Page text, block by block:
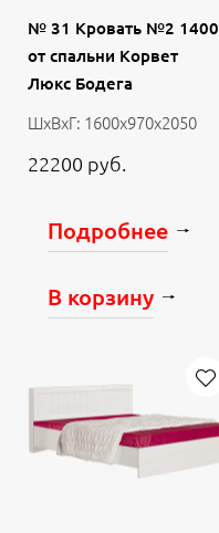
№ 31 Кровать №2 1400
от спальни Корвет
Люкс Бодега
ШхВхГ: 1600х970х2050
22200 руб.
Подробнее
В корзину